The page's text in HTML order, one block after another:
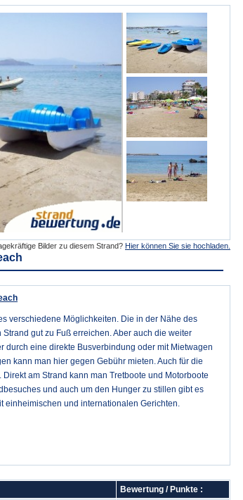
Bilder zu diesem Strand? Hier können Sie sie hochladen.
verschiedene Möglichkeiten. Die in der Nähe des
gut zu Fuß erreichen. Aber auch die weiter
durch eine direkte Busverbindung oder mit Mietwagen
kann man hier gegen Gebühr mieten. Auch für die
am Strand kann man Tretboote und Motorboote
und auch um den Hunger zu stillen gibt es
einheimischen und internationalen Gerichten.
Bewertung / Punkte :